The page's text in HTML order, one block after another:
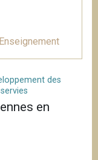
Enseignement
des
en